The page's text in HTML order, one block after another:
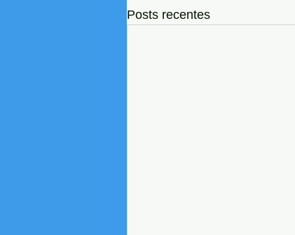
Posts recentes